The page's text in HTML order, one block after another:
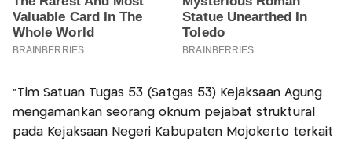
"Tim Satuan Tugas 53 (Satgas 53) Kejaksaan Agung
mengamankan seorang oknum pejabat struktural
pada Kejaksaan Negeri Kabupaten Mojokerto terkait